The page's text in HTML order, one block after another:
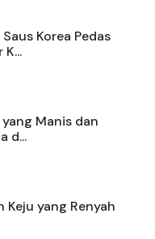
Korea Pedas
Manis dan
d...
Keju yang Renyah